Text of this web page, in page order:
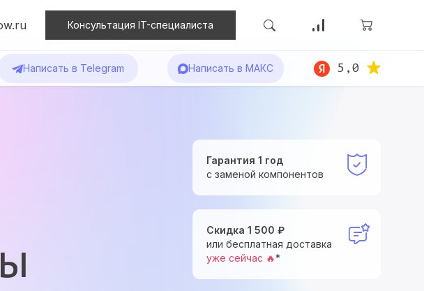
Консультация IT-специалиста
Написать в Telegram Написать в МАКС 5,0
Гарантия 1 год
с заменой компонентов
Скидка 1 500 ₽
или бесплатная доставка
уже сейчас 🔥*